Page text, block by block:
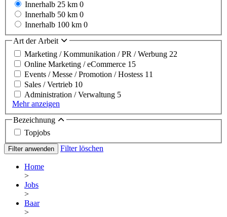
Innerhalb 25 km 0
Innerhalb 50 km 0
Innerhalb 100 km 0
Art der Arbeit
Marketing / Kommunikation / PR / Werbung 22
Online Marketing / eCommerce 15
Events / Messe / Promotion / Hostess 11
Sales / Vertrieb 10
Administration / Verwaltung 5
Mehr anzeigen
Bezeichnung
Topjobs
Filter anwenden Filter löschen
Home
>
Jobs
>
Baar
>